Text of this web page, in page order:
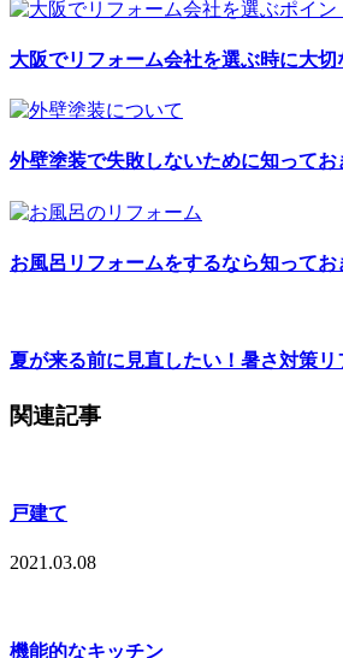
大阪でリフォーム会社を選ぶ時に大切
外壁塗装で失敗しないために知ってお
お風呂リフォームをするなら知ってお
夏が来る前に見直したい！暑さ対策
関連記事
戸建て
2021.03.08
機能的なキッチン